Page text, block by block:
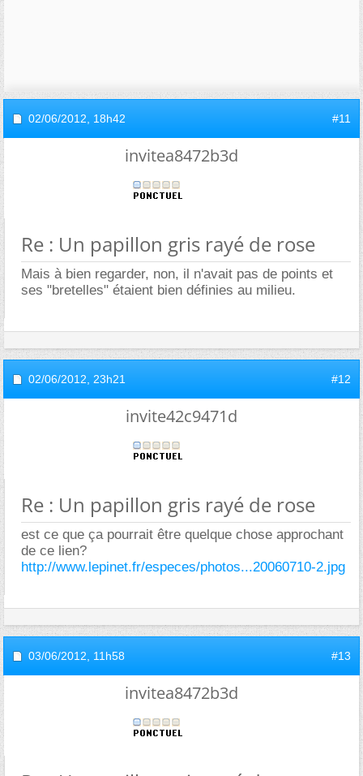
02/06/2012, 18h42 #11
invitea8472b3d
Re : Un papillon gris rayé de rose
Mais à bien regarder, non, il n'avait pas de points et
ses "bretelles" étaient bien définies au milieu.
02/06/2012, 23h21 #12
invite42c9471d
Re : Un papillon gris rayé de rose
est ce que ça pourrait être quelque chose approchant
de ce lien?
http://www.lepinet.fr/especes/photos...20060710-2.jpg
03/06/2012, 11h58 #13
invitea8472b3d